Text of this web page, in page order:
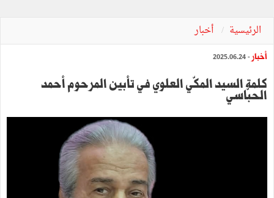
الرئيسية أخبار
أخبار - 2025.06.24
كلمة السيد المكّي العلوي في تأبين المرحوم أحمد
الحبّاسي